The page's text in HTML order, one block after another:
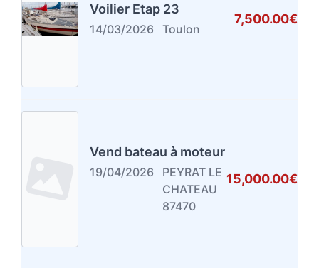
Voilier Etap 23
14/03/2026 Toulon
7,500.00€
Vend bateau à moteur
19/04/2026
PEYRAT LE
CHATEAU
87470
15,000.00€